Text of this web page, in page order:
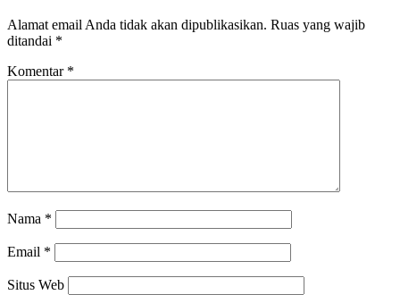
Alamat email Anda tidak akan dipublikasikan. Ruas yang wajib
ditandai *
Komentar *
Nama *
Email *
Situs Web